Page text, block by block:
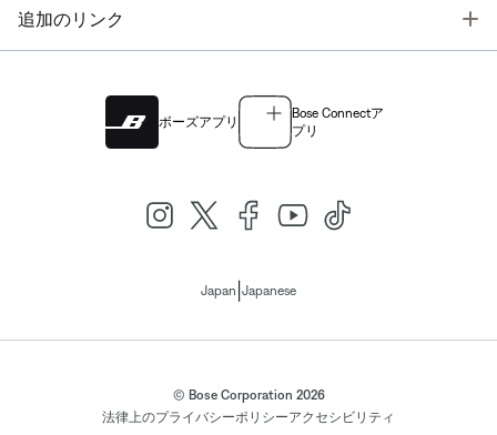
追加のリンク
ボーズアプリ
Bose Connectア
プリ
Japan Japanese
© Bose Corporation 2026
法律上のプライバシーポリシーアクセシビリティ